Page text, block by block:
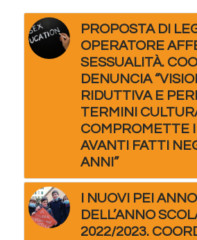
PROPOSTA DI
OPERATORE
SESSUALITÀ.
DENUNCIA
RIDUTTIVA E
TERMINI
COMPROMETTE I
AVANTI FATTI
ANNI”
I NUOVI PEI
DELL’ANNO
2022/2023.